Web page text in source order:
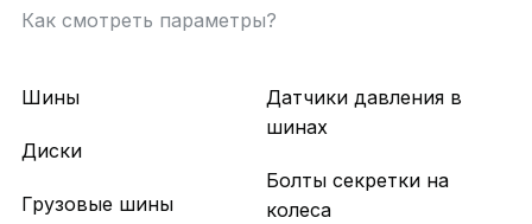
Как смотреть параметры?
Шины
Диски
Грузовые шины
Датчики давления в
шинах
Болты секретки на
колеса